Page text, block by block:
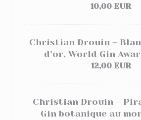
10,00 EUR
Christian Drouin –
d’or, World Gin
12,00 EUR
Christian Drouin –
Gin botanique au